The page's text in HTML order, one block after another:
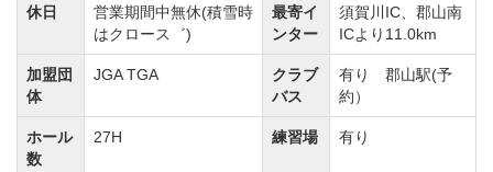
休日
営業期間中無休(積雪時
はクロース゛)
最寄イ
ンター
須賀川IC、郡山南
ICより11.0km
加盟団
体
JGA TGA
クラブ
バス
有り 郡山駅(予
約）
ホール
数
27H 練習場 有り